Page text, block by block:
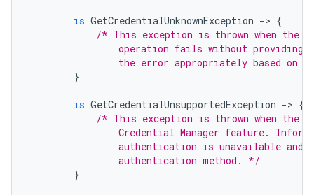
is GetCredentialUnknownException -> {
/* This exception is thrown when the
operation fails without providing
the error appropriately based on
}
is GetCredentialUnsupportedException -> {
/* This exception is thrown when the
Credential Manager feature.
authentication is unavailable and
                authentication method. */
}